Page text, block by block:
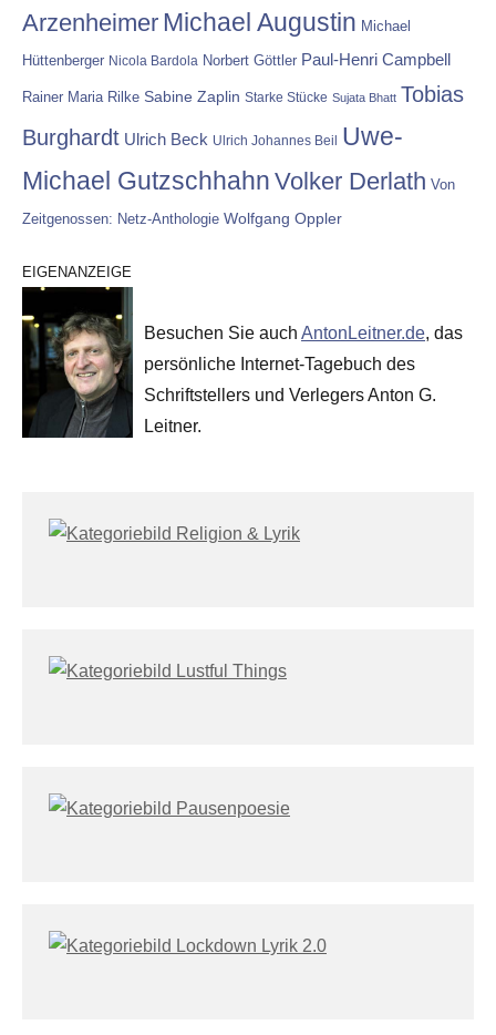
Arzenheimer Michael Augustin Michael
Hüttenberger Nicola Bardola Norbert Göttler Paul-Henri Campbell
Rainer Maria Rilke Sabine Zaplin Starke Stücke Sujata Bhatt Tobias
Burghardt Ulrich Beck Ulrich Johannes Beil Uwe-
Michael Gutzschhahn Volker Derlath Von
Zeitgenossen: Netz-Anthologie Wolfgang Oppler
EIGENANZEIGE
Besuchen Sie auch AntonLeitner.de, das
persönliche Internet-Tagebuch des
Schriftstellers und Verlegers Anton G.
Leitner.